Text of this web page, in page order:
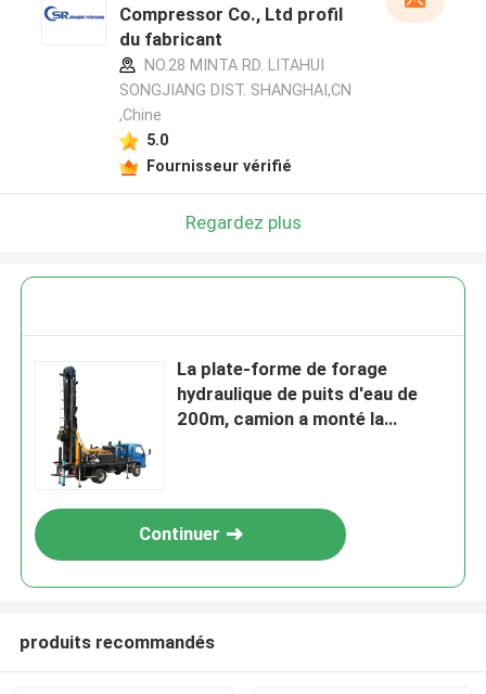
Compressor Co., Ltd profil
du fabricant
NO.28 MINTA RD. LITAHUI
SONGJIANG DIST. SHANGHAI,CN
,Chine
5.0
Fournisseur vérifié
Regardez plus
La plate-forme de forage
hydraulique de puits d'eau de
200m, camion a monté la
Continuer
produits recommandés